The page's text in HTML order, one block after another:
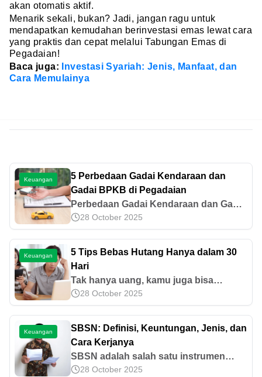
akan otomatis aktif.
Menarik sekali, bukan? Jadi, jangan ragu untuk
mendapatkan kemudahan berinvestasi emas lewat cara
yang praktis dan cepat melalui Tabungan Emas di
Pegadaian!
Baca juga:
Investasi Syariah: Jenis, Manfaat, dan
Cara Memulainya
Keuangan
5 Perbedaan Gadai Kendaraan dan
Gadai BPKB di Pegadaian
Perbedaan Gadai Kendaraan dan Gadai
BPKB di Pegadaian terletak pada jenis
jaminan, pencairan dana, hingga sistem
pembayaran. Simak penjelasannya di
sini.
28 October 2025
Keuangan
5 Tips Bebas Hutang Hanya dalam 30
Hari
Tak hanya uang, kamu juga bisa
menabung emas di Pegadaian.
Sebenarnya, apa saja keuntungan
menabung emas? Simak ulasannya di
sini.
28 October 2025
Keuangan
SBSN: Definisi, Keuntungan, Jenis, dan
Cara Kerjanya
SBSN adalah salah satu instrumen
investasi syariah yang dapat
28 October 2025